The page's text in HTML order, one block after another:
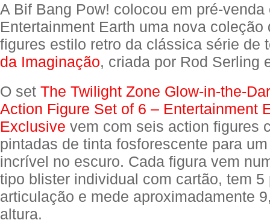
A Bif Bang Pow! colocou em pré-
Entertainment Earth uma nova coleção
figures estilo retro da clássica série de
da Imaginação, criada por Rod Serling
O set The Twilight Zone Glow-in-the-
Action Figure Set of 6 – Entertainment
Exclusive vem com seis action figures
pintadas de tinta fosforescente para
incrível no escuro. Cada figura vem
tipo blister individual com cartão, tem 5
articulação e mede aproximadamente
altura.